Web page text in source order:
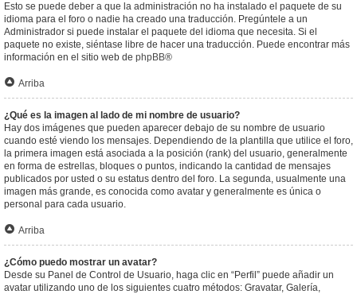
Esto se puede deber a que la administración no ha instalado el paquete de su
idioma para el foro o nadie ha creado una traducción. Pregúntele a un
Administrador si puede instalar el paquete del idioma que necesita. Si el
paquete no existe, siéntase libre de hacer una traducción. Puede encontrar más
información en el sitio web de phpBB®
Arriba
¿Qué es la imagen al lado de mi nombre de usuario?
Hay dos imágenes que pueden aparecer debajo de su nombre de usuario
cuando esté viendo los mensajes. Dependiendo de la plantilla que utilice el foro,
la primera imagen está asociada a la posición (rank) del usuario, generalmente
en forma de estrellas, bloques o puntos, indicando la cantidad de mensajes
publicados por usted o su estatus dentro del foro. La segunda, usualmente una
imagen más grande, es conocida como avatar y generalmente es única o
personal para cada usuario.
Arriba
¿Cómo puedo mostrar un avatar?
Desde su Panel de Control de Usuario, haga clic en “Perfil” puede añadir un
avatar utilizando uno de los siguientes cuatro métodos: Gravatar, Galería,